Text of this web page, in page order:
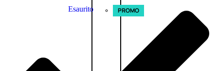
Esaurito PROMO